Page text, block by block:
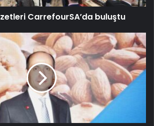
CarrefourSA’da buluştu